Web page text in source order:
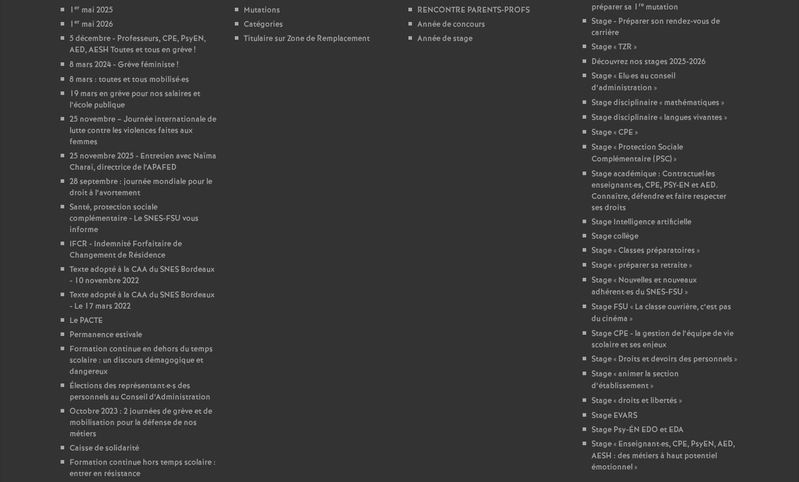
e
s
1 er mai 2025
1 er mai 2026
5 décembre - Professeurs, CPE, PsyEN,
AED, AESH Toutes et tous en grève!
8 mars 2024 - Grève féministe!
8 mars : toutes et tous mobilisé·es
19 mars en grève pour nos salaires et
l’école publique
25 novembre – Journée internationale de
lutte contre les violences faites aux
femmes
25 novembre 2025 - Entretien avec Naïma
Charaï, directrice de l’APAFED
28 septembre : journée mondiale pour le
droit à l’avortement
Santé, protection sociale
complémentaire - Le SNES-FSU vous
informe
IFCR - Indemnité Forfaitaire de
Changement de Résidence
Texte adopté à la CAA du SNES Bordeaux
- 10 novembre 2022
Texte adopté à la CAA du SNES Bordeaux
- Le 17 mars 2022
Le PACTE
Permanence estivale
Formation continue en dehors du temps
scolaire : un discours démagogique et
dangereux
Élections des représentant·e·s des
personnels au Conseil d’Administration
Octobre 2023 : 2 journées de grève et de
mobilisation pour la défense de nos
métiers
Caisse de solidarité
Formation continue hors temps scolaire :
entrer en résistance
Mutations
Catégories
Titulaire sur Zone de Remplacement
RENCONTRE PARENTS-PROFS
Année de concours
Année de stage
préparer sa 1 remutation
Stage - Préparer son rendez-vous de
carrière
Stage «TZR »
Découvrez nos stages 2025-2026
Stage « Elu·es au conseil
d’administration »
Stage disciplinaire « mathématiques »
Stage disciplinaire « langues vivantes »
Stage «CPE »
Stage « Protection Sociale
Complémentaire (PSC)»
Stage académique : Contractuel·les
enseignant·es, CPE, PSY-EN et AED.
Connaître, défendre et faire respecter
ses droits
Stage Intelligence artificielle
Stage collège
Stage «Classes préparatoires »
Stage « préparer sa retraite»
Stage « Nouvelles et nouveaux
adhérent·es du SNES-FSU »
Stage FSU « La classe ouvrière, c’est pas
du cinéma »
Stage CPE - la gestion de l’équipe de vie
scolaire et ses enjeux
Stage « Droits et devoirs des personnels »
Stage «animer la section
d’établissement»
Stage «droits et libertés »
Stage EVARS
Stage Psy-ÉN EDO et EDA
Stage « Enseignant·es, CPE, PsyEN, AED,
AESH : des métiers à haut potentiel
émotionnel»